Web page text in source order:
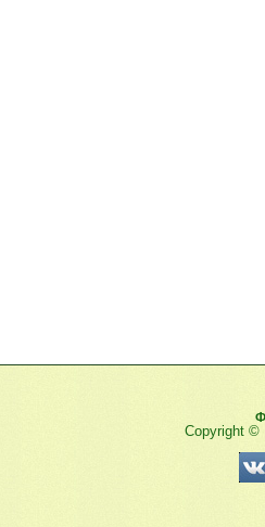
Copyright ©